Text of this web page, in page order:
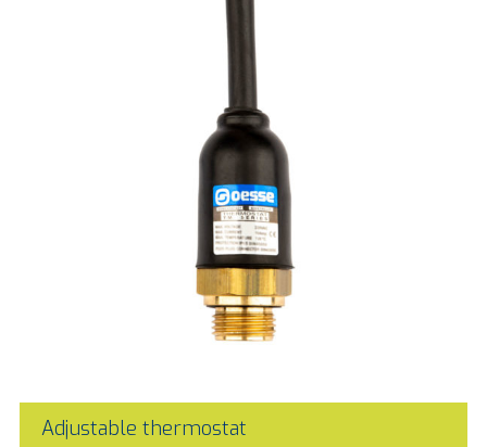
Adjustable thermostat